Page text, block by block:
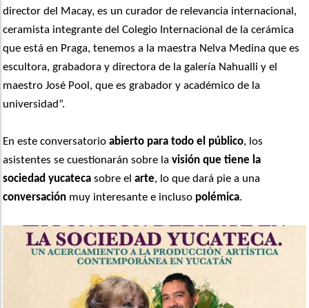
director del Macay, es un curador de relevancia internacional,
ceramista integrante del Colegio Internacional de la cerámica
que está en Praga, tenemos a la maestra Nelva Medina que es
escultora, grabadora y directora de la galería Nahualli y el
maestro José Pool, que es grabador y académico de la
universidad”.
En este conversatorioabierto para todo el público, los
asistentes se cuestionarán sobre lavisión que tiene la
sociedad yucateca sobre elarte, lo que dará pie a una
conversación muy interesante e incluso polémica.